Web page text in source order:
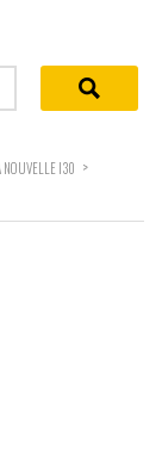
NOUVELLE I30 >